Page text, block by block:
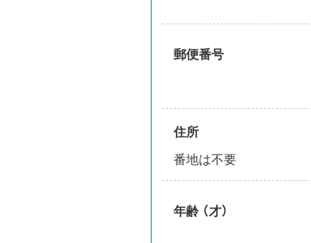
郵便番号
住所
番地は不要
年齢 （才）